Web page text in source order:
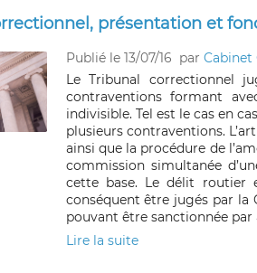
présentation et
Publié le 13/07/16 par Cabinet
Le Tribunal correctionnel
contraventions formant
indivisible. Tel est le cas en
plusieurs contraventions.
ainsi que la procédure de
commission simultanée
cette base. Le délit routier
conséquent être jugés par la
pouvant être sanctionnée
Lire la suite